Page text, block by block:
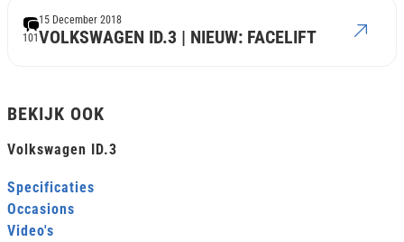
101VOLKSWAGEN ID.3 | NIEUW: FACELIFT
15 December 2018
BEKIJK OOK
Volkswagen ID.3
Specificaties
Occasions
Video's